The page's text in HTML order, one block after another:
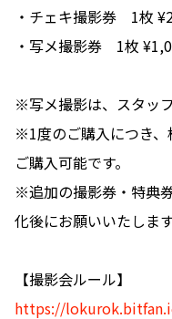
・チェキ撮影券 1枚
・写メ撮影券 1枚
※写メ撮影は、スタッ
※1度のご購入につき
ご購入可能です。
※追加の撮影券・特典
化後にお願いいたします
【撮影会ルール】
https://